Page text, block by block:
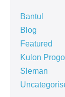
Bantul
Blog
Featured
Kulon Progo
Sleman